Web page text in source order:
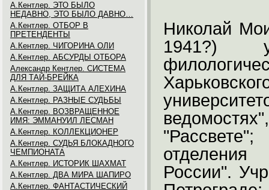
А.Кентлер. ЭТО БЫЛО
НЕДАВНО, ЭТО БЫЛО ДАВНО…
А.Кентлер. ОТБОР В
ПРЕТЕНДЕНТЫ
А.Кентлер. ЧИГОРИНА ОЛИ
А.Кентлер. АБСУРДЫ ОТБОРА
Александр Кентлер. СИСТЕМА
ДЛЯ ТАЙ-БРЕЙКА
А.Кентлер. ЗАЩИТА АЛЕХИНА
А.Кентлер. РАЗНЫЕ СУДЬБЫ
А.Кентлер. ВОЗВРАЩЕННОЕ
ИМЯ: ЭММАНУИЛ ЛЕСМАН
А.Кентлер. КОЛЛЕКЦИОНЕР
А.Кентлер. СУДЬЯ БЛОКАДНОГО
ЧЕМПИОНАТА
А.Кентлер. ИСТОРИК ШАХМАТ
А.Кентлер. ДВА МИРА ШАПИРО
А.Кентлер. ФАНТАСТИЧЕСКИЙ
Николай
1941?)
России".